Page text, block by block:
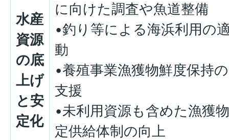
水産
資源
の底
上げ
と安
定化
に向けた調査や魚道整備
•釣り等による海浜利用の
動
•養殖事業漁獲物鮮度保持
支援
•未利用資源も含めた漁獲
定供給体制の向上